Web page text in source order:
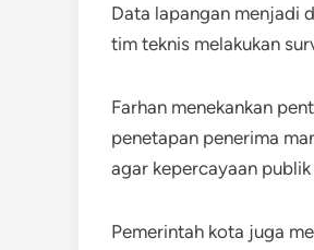
Data lapangan menjadi
tim teknis melakukan
Farhan menekankan
penetapan penerima
agar kepercayaan
Pemerintah kota juga